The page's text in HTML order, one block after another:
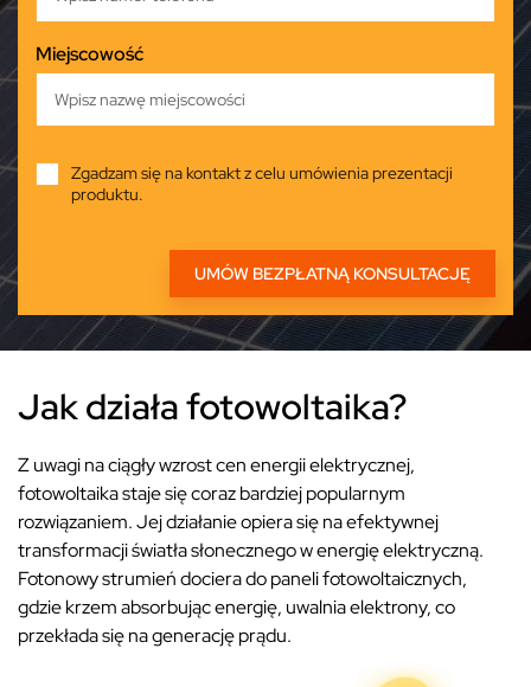
Miejscowość
Zgadzam się na kontakt z celu umówienia prezentacji
produktu.
Jak działa fotowoltaika?
Z uwagi na ciągły wzrost cen energii elektrycznej,
fotowoltaika staje się coraz bardziej popularnym
rozwiązaniem. Jej działanie opiera się na efektywnej
transformacji światła słonecznego w energię elektryczną.
Fotonowy strumień dociera do paneli fotowoltaicznych,
gdzie krzem absorbując energię, uwalnia elektrony, co
przekłada się na generację prądu.